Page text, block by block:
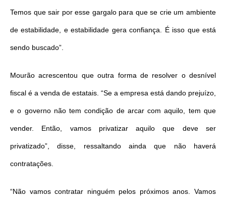
Temos que sair por esse gargalo para que se crie um ambiente
de estabilidade, e estabilidade gera confiança. É isso que está
sendo buscado”.
Mourão acrescentou que outra forma de resolver o desnível
fiscal é a venda de estatais. “Se a empresa está dando prejuízo,
e o governo não tem condição de arcar com aquilo, tem que
vender. Então, vamos privatizar aquilo que deve ser
privatizado”, disse, ressaltando ainda que não haverá
contratações.
“Não vamos contratar ninguém pelos próximos anos. Vamos